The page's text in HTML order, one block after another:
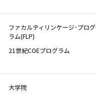
ファカルティリンケージ･プログ
ラム(FLP)
21世紀COEプログラム
大学院